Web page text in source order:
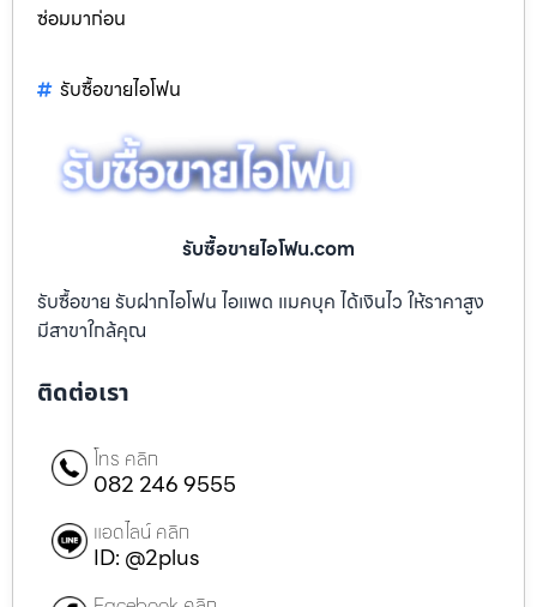
ซ่อมมาก่อน
รับซื้อขายไอโฟน
รับซื้อขายไอโฟน.com
รับซื้อขาย รับฝากไอโฟน ไอแพด แมคบุค ได้เงินไว ให้ราคาสูง
มีสาขาใกล้คุณ
ติดต่อเรา
โทร คลิก
082 246 9555
แอดไลน์ คลิก
ID: @2plus